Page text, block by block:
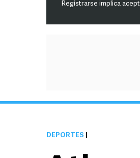
Registrarse implica
DEPORTES